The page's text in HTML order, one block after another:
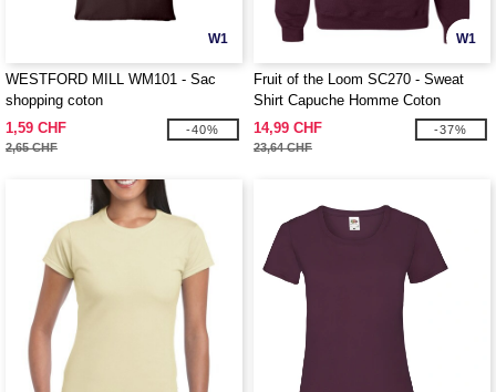
W1
WESTFORD MILL WM101 - Sac
shopping coton
1,59 CHF
2,65 CHF
-40%
W1
Fruit of the Loom SC270 - Sweat
Shirt Capuche Homme Coton
14,99 CHF
23,64 CHF
-37%